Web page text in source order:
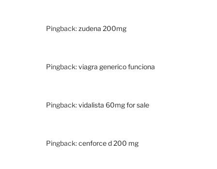
Pingback:zudena 200mg
Pingback:viagra generico funciona
Pingback:vidalista 60mg for sale
Pingback:cenforce d 200 mg